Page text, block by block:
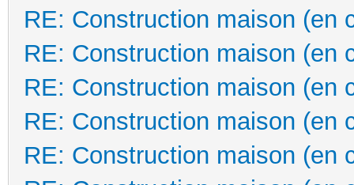
RE: Construction maison (en
RE: Construction maison (en
RE: Construction maison (en
RE: Construction maison (en
RE: Construction maison (en